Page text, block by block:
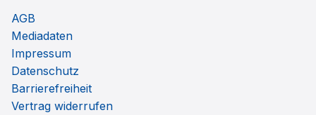
AGB
Mediadaten
Impressum
Datenschutz
Barrierefreiheit
Vertrag widerrufen